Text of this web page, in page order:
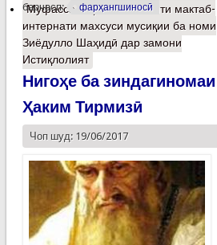
барчасп: фарҳангшиносӣ
Муфассалтаро Фаъолияти мактаб-
интернати махсуси мусиқии ба номи
Зиёдулло Шаҳидӣ дар замони
Истиқлолият
Нигоҳе ба зиндагиномаи
Ҳаким Тирмизӣ
Чоп шуд: 19/06/2017